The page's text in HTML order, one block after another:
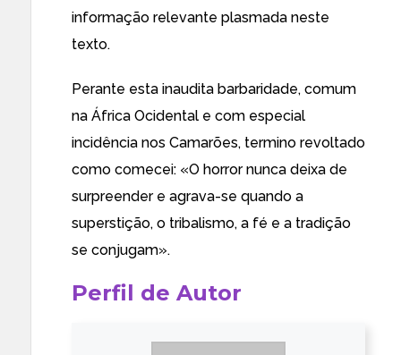
informação relevante plasmada neste
texto.
Perante esta inaudita barbaridade, comum
na África Ocidental e com especial
incidência nos Camarões, termino revoltado
como comecei: «O horror nunca deixa de
surpreender e agrava-se quando a
superstição, o tribalismo, a fé e a tradição
se conjugam».
Perfil de Autor